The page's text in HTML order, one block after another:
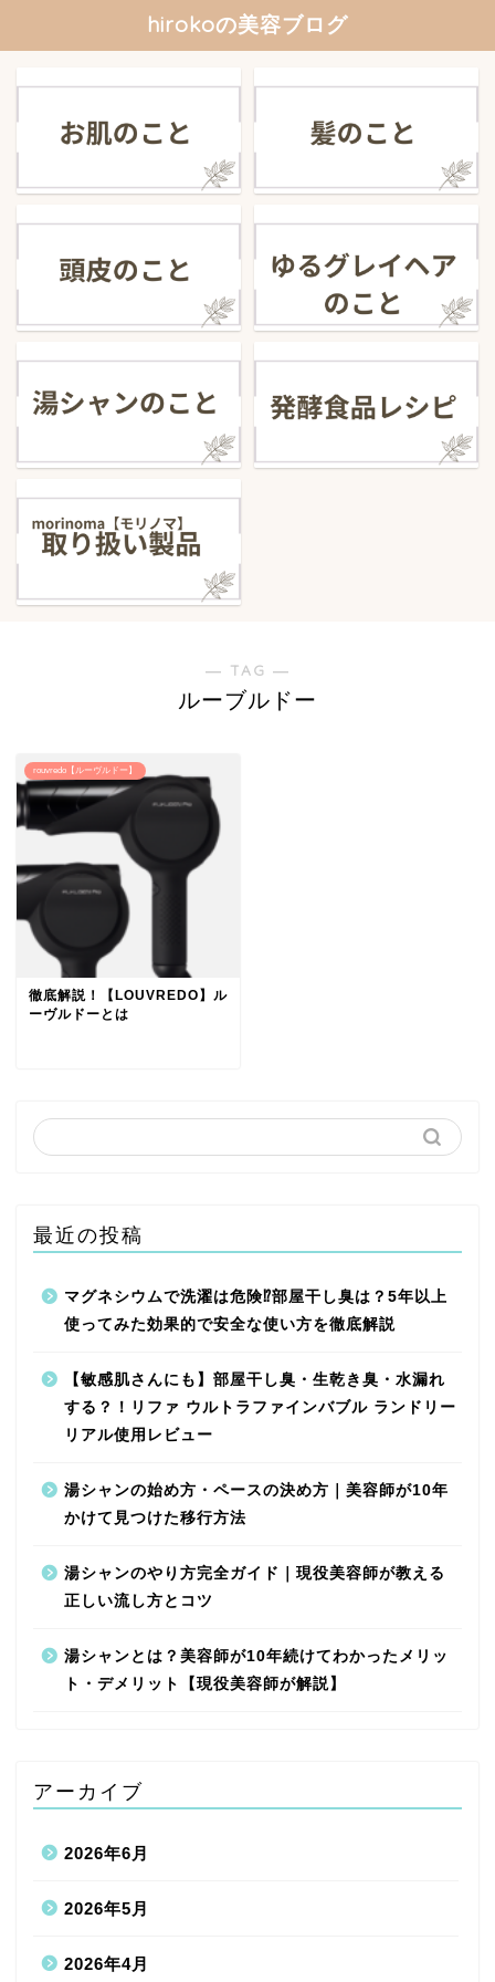
hirokoの美容ブログ
― TAG ―
ルーブルドー
rouvredo【ルーヴルドー】
徹底解説！【LOUVREDO】ル
ーヴルドーとは
最近の投稿
マグネシウムで洗濯は危険⁉︎部屋干し臭は？5年以上
使ってみた効果的で安全な使い方を徹底解説
【敏感肌さんにも】部屋干し臭・生乾き臭・水漏れ
する？！リファ ウルトラファインバブル ランドリー
リアル使用レビュー
湯シャンの始め方・ペースの決め方｜美容師が10年
かけて見つけた移行方法
湯シャンのやり方完全ガイド｜現役美容師が教える
正しい流し方とコツ
湯シャンとは？美容師が10年続けてわかったメリッ
ト・デメリット【現役美容師が解説】
アーカイブ
2026年6月
2026年5月
2026年4月